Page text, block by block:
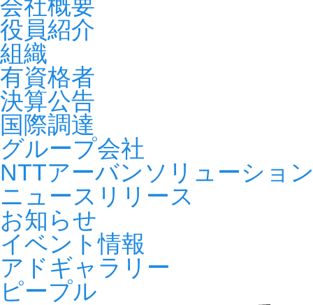
会社概要
役員紹介
組織
有資格者
決算公告
国際調達
グループ会社
NTTアーバンソリューショ
ニュースリリース
お知らせ
イベント情報
アドギャラリー
ピープル